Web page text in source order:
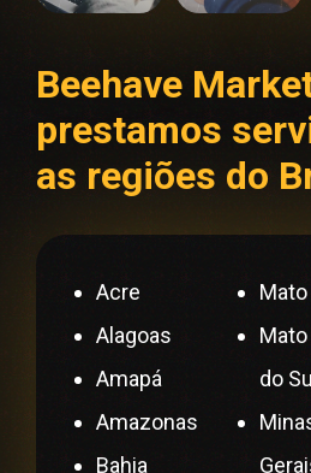
Beehave
prestamos
as regiões do
Acre
Alagoas
Amapá
Amazonas
Bahia
do